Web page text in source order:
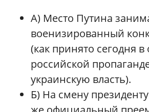
А) Место Путина
военизированный
(как принято сегодня
российской
украинскую власть).
Б) На смену